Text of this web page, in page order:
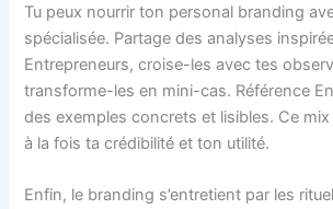
Tu peux nourrir ton personal branding
spécialisée. Partage des analyses
Entrepreneurs, croise-les avec tes
transforme-les en mini-cas. Référence
des exemples concrets et lisibles. Ce
à la fois ta crédibilité et ton utilité.
Enfin, le branding s’entretient par les